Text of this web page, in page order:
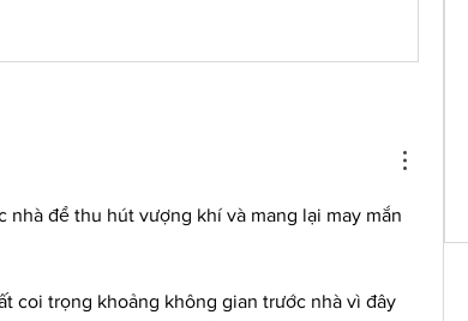
nhà để thu hút vượng khí và mang lại may mắn
coi trọng khoảng không gian trước nhà vì đây